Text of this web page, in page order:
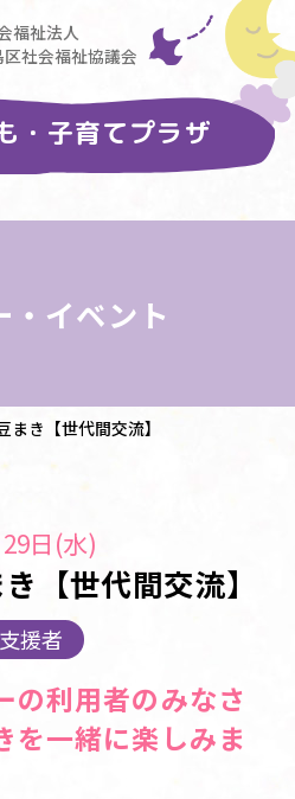
福祉法人
社会福祉協議会
・子育てプラザ
・イベント
まき【世代間交流】
日(水)
【世代間交流】
援者
の利用者のみなさ
を一緒に楽しみま